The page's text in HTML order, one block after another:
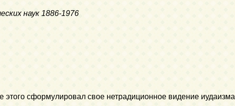
наук 1886-1976
этого сформулировал свое нетрадиционное видение иудаизма